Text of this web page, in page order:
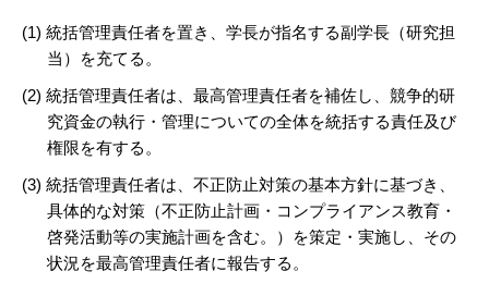
(1) 統括管理責任者を置き、学長が指名する副学長（研究担
当）を充てる。
(2) 統括管理責任者は、最高管理責任者を補佐し、競争的研
究資金の執行・管理についての全体を統括する責任及び
権限を有する。
(3) 統括管理責任者は、不正防止対策の基本方針に基づき、
具体的な対策（不正防止計画・コンプライアンス教育・
啓発活動等の実施計画を含む。）を策定・実施し、その
状況を最高管理責任者に報告する。